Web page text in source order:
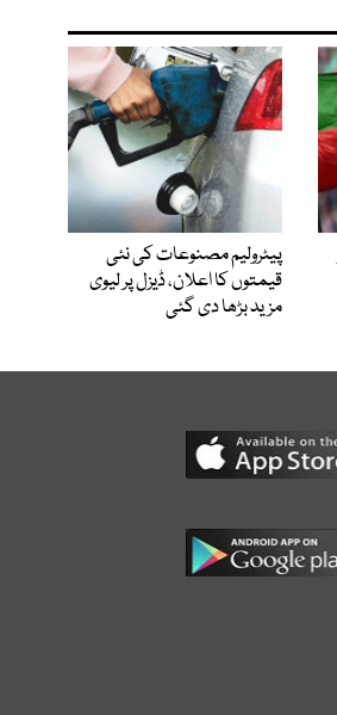
پیٹرولیم مصنوعات کی نئی
قیمتوں کا اعلان، ڈیزل پر لیوی
مزید بڑھا دی گئی